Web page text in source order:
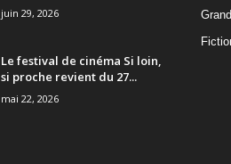
juin 29, 2026
Le festival de cinéma Si loin,
si proche revient du 27...
mai 22, 2026